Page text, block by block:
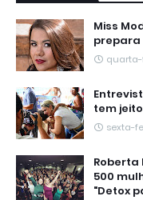
Miss
quarta-
tem
sexta-
Roberta
500
"Detox